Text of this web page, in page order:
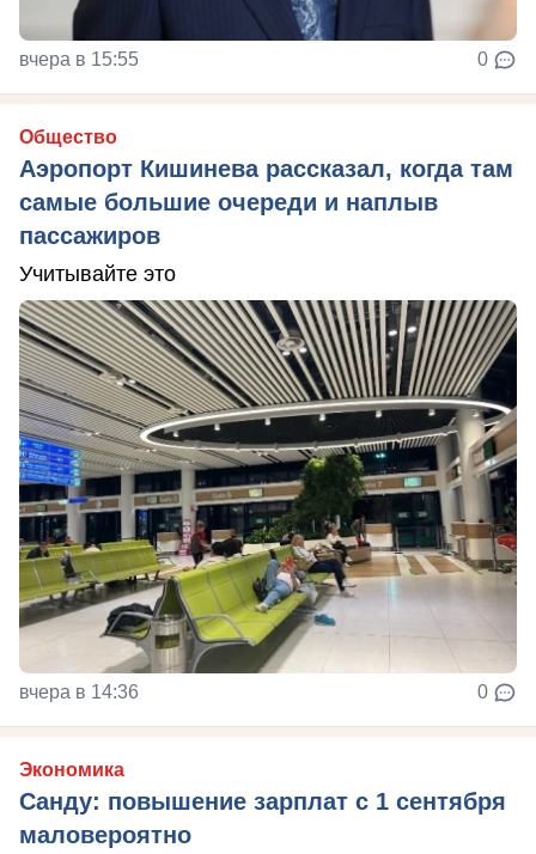
вчера в 15:55 0
Общество
Аэропорт Кишинева рассказал, когда там
самые большие очереди и наплыв
пассажиров
Учитывайте это
вчера в 14:36 0
Экономика
Санду: повышение зарплат с 1 сентября
маловероятно